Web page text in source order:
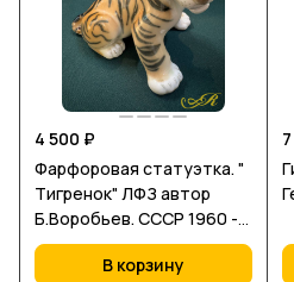
4 500 ₽
Фарфоровая статуэтка. "
Тигренок" ЛФЗ автор
Б.Воробьев. СССР 1960 -е
г.г.
В корзину